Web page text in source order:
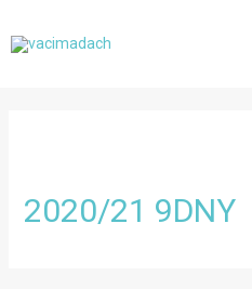
to
2020/21 9DNY